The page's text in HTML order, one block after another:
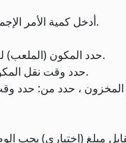
2. أدخل كمية الأمر الإجمالية ، على سبيل المثال 1،000،000.
3. حدد المكون (الملعب) لكل مكون ، على سبيل المثال ، 500.
4. حدد وقت نقل المكونات بالثواني أو الدقائق أو الساعات.